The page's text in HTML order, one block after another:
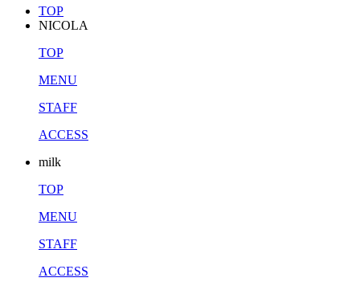
TOP
NICOLA
TOP
MENU
STAFF
ACCESS
milk
TOP
MENU
STAFF
ACCESS